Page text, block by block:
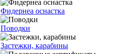
Фидернеа оснастка
Поводки
Застежки, карабины